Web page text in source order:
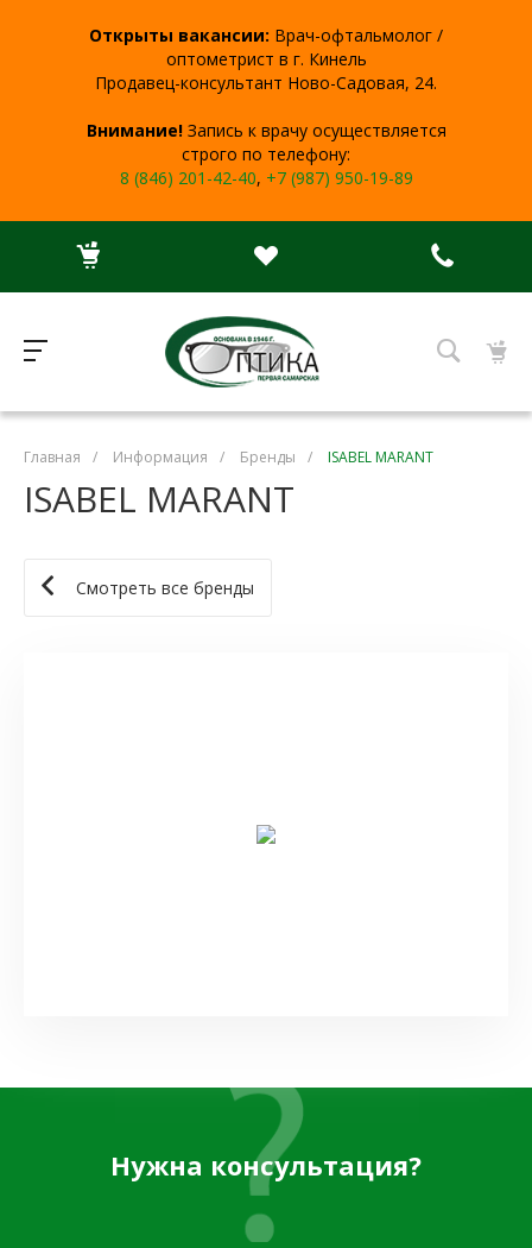
Открыты вакансии: Врач-офтальмолог /
оптометрист в г. Кинель
Продавец-консультант Ново-Садовая, 24.
Внимание!Запись к врачу осуществляется
строго по телефону:
8 (846) 201-42-40, +7 (987) 950-19-89
Главная / Информация / Бренды / ISABEL MARANT
ISABEL MARANT
Смотреть все бренды
Нужна консультация?